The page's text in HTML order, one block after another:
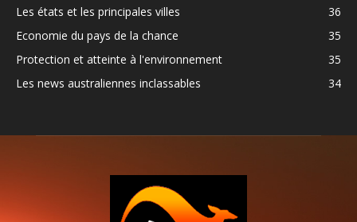
Les états et les principales villes
36
Economie du pays de la chance
35
Protection et atteinte à l'environnement
35
Les news australiennes inclassables
34